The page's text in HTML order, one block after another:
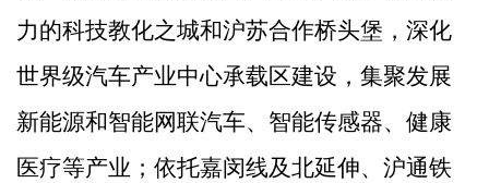
力的科技教化之城和沪苏合作桥头堡，深化
世界级汽车产业中心承载区建设，集聚发展
新能源和智能网联汽车、智能传感器、健康
医疗等产业；依托嘉闵线及北延伸、沪通铁